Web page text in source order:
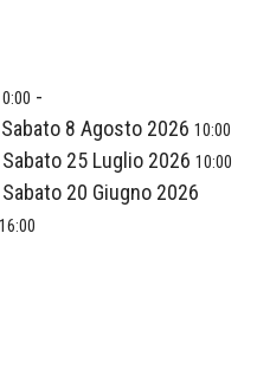
-
Sabato 8 Agosto 2026 10:00
Sabato 25 Luglio 2026 10:00
Sabato 20 Giugno 2026
16:00